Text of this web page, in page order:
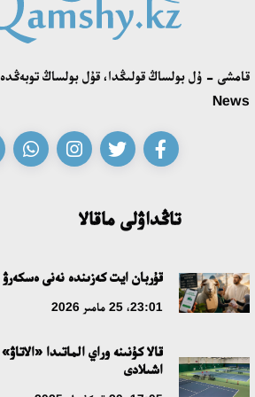
قونايەۆ قالاسىنىڭ اكىمى «سلاۆيان بازارى»
اقەركە امالياتتى قابىلدادى
قازاق تىلىندەگى «قۇت» كونسەپتىسىنىڭ
18:59، 20 شىلدە 2026
مە؟
18:16، 20 شىلدە 2026
News
تاڭداۋلى ماقالا
قۇربان ايت كەزىندە نەنى
23:01، 25 مامىر 2026
قالا كۇنىنە وراي الماتىدا
اشىلادى